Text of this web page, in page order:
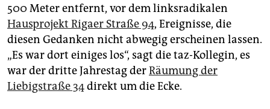
500 Meter entfernt, vor dem linksradikalen
Hausprojekt Rigaer Straße 94, Ereignisse, die
diesen Gedanken nicht abwegig erscheinen lassen.
„Es war dort einiges los“, sagt die taz-Kollegin, es
war der dritte Jahrestag derRäumung der
Liebigstraße 34direkt um die Ecke.